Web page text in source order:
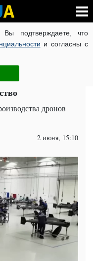
Вы подтверждаете, что
и согласны с
КОРОНАВИРУС В
ЧИТАТИ УКРАЇНСЬКОЮ
Китай помог
дронов
2 июня, 15:10